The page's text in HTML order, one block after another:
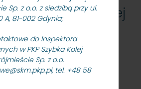
Sp. z o.o. z siedzibą przy ul.
A, 81-002 Gdynia;
do Inspektora
w PKP Szybka Kolej
Sp. z o.o.
tel. +48 58
blokady liniowej
– Gdynia
z wdrożeniem,
uruchomieniem